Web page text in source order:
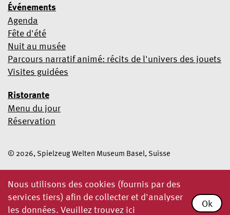
Nous utilisons des cookies (fournis par des
services tiers) afin de collecter et d'analyser
les données. Veuillez trouvez ici
Ok
Événements
Agenda
Fête d'été
Nuit au musée
Parcours narratif animé: récits de l'univers des jouets
Visites guidées
Ristorante
Menu du jour
Réservation
© 2026, Spielzeug Welten Museum Basel, Suisse